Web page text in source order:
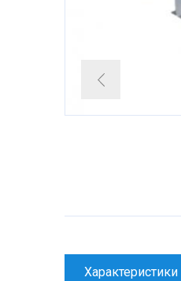
Характеристики